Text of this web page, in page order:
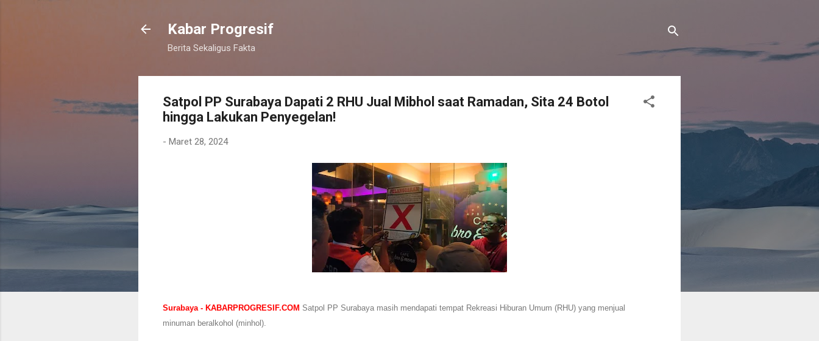
Kabar Progresif
Berita Sekaligus Fakta
Satpol PP Surabaya Dapati 2 RHU Jual Mibhol saat Ramadan, Sita 24 Botol
hingga Lakukan Penyegelan!
- Maret 28, 2024
Surabaya - KABARPROGRESIF.COM Satpol PP Surabaya masih mendapati tempat Rekreasi Hiburan Umum (RHU) yang menjual
minuman beralkohol (minhol).